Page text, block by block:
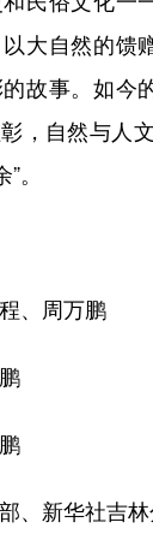
大自然的馈
故事。如今
，自然与人
。
、周万鹏
新华社吉林